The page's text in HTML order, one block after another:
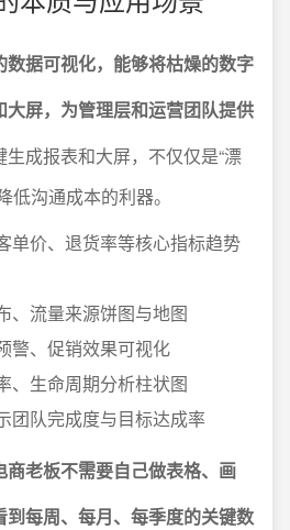
数据可视化，能够将枯燥的数字
屏，为管理层和运营团队提供
生成报表和大屏，不仅仅是“漂
低沟通成本的利器。
单价、退货率等核心指标趋势
、流量来源饼图与地图
警、促销效果可视化
、生命周期分析柱状图
团队完成度与目标达成率
老板不需要自己做表格、画
每周、每月、每季度的关键数